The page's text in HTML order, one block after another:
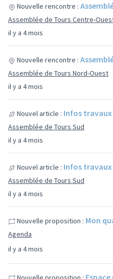
il y a 4 mois
Nouvelle rencontre :
Assemblée de Tours Centre-
il y a 4 mois
Nouvelle rencontre :
Assemblée de Tours Nord-Ouest
il y a 4 mois
Nouvel article : Infos travaux
Assemblée de Tours Sud
il y a 4 mois
Nouvel article : Infos travaux
Assemblée de Tours Sud
il y a 4 mois
Nouvelle proposition : Mon
Agenda